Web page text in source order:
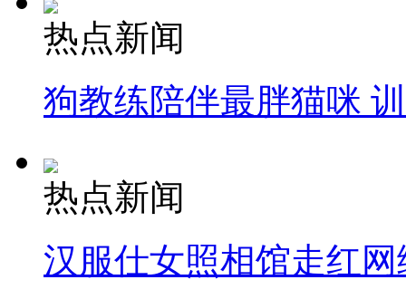
热点新闻
狗教练陪伴最胖猫咪
热点新闻
汉服仕女照相馆走红网